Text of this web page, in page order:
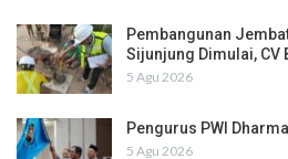
Pembangunan
Sijunjung Dimulai, CV
5 Agu 2026
Pengurus PWI
5 Agu 2026